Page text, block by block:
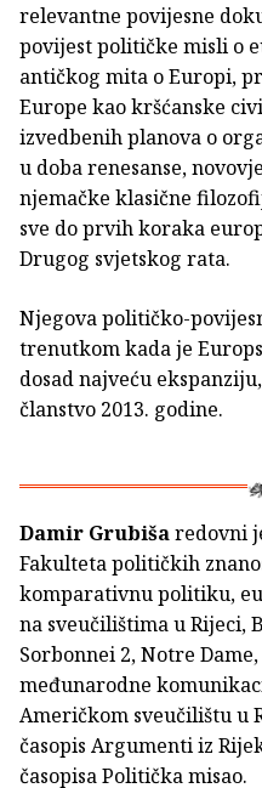
relevantne povijesne
povijest političke misli o
antičkog mita o Europi,
Europe kao kršćanske
izvedbenih planova o
u doba renesanse,
njemačke klasične
sve do prvih koraka
Drugog svjetskog rata.
Njegova političko-
trenutkom kada je
dosad najveću
članstvo 2013. godine.
Damir Grubišaredovni
Fakulteta političkih
komparativnu politiku,
na sveučilištima u Rijeci,
Sorbonnei 2, Notre
međunarodne
Američkom sveučilištu u
časopis Argumenti iz
časopisa Politička misao.